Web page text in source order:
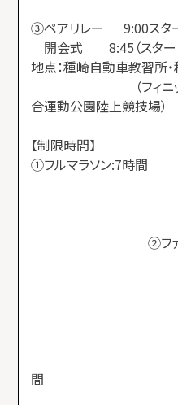
③ペアリレー 9:00スタ
開会式 8:45（スタート
地点：種崎自動車教習所・
（フィニッシュ
合運動公園陸上競技場）
【制限時間】
①フルマ
②ファン
③ペアリ
間